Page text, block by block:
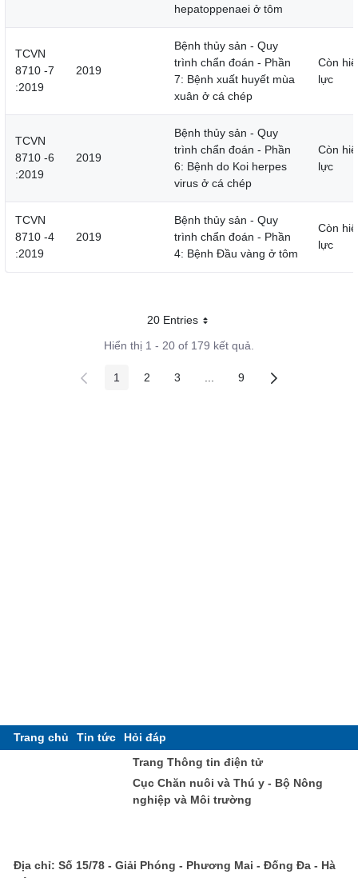
hepatoppenaei ở tôm
TCVN
8710 -7
:2019
2019
Bệnh thủy sản - Quy
trình chẩn đoán - Phần
7: Bệnh xuất huyết mùa
xuân ở cá chép
Còn
lực
TCVN
8710 -6
:2019
2019
Bệnh thủy sản - Quy
trình chẩn đoán - Phần
6: Bệnh do Koi herpes
virus ở cá chép
Còn
lực
TCVN
8710 -4
:2019
2019
Bệnh thủy sản - Quy
trình chẩn đoán - Phần
4: Bệnh Đầu vàng ở tôm
Còn
lực
20 EntriesMỗi trang
Hiển thị 1 - 20 of 179 kết quả.
Các trang trên cổng
1 Các trang trên cổng
2 Các trang trên cổng
3 Các trang trung gian
Các trang trên cổng
9
Trang chủ Tin tức
Hỏi đáp
Trang Thông tin điện tử
Cục Chăn nuôi và Thú y - Bộ Nông
nghiệp và Môi trường
Địa chỉ: Số 15/78 - Giải Phóng - Phương Mai - Đống Đa - Hà